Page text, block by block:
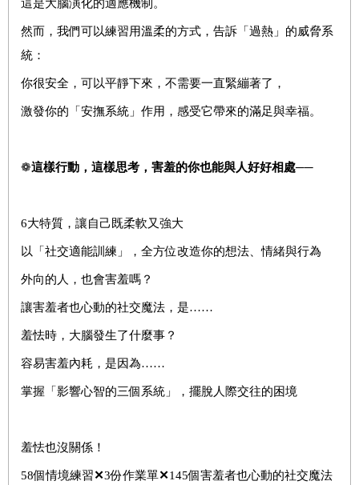
這是大腦演化的適應機制。
然而，我們可以練習用溫柔的方式，告訴「過熱」的威脅系
統：
你很安全，可以平靜下來，不需要一直緊繃著了，
激發你的「安撫系統」作用，感受它帶來的滿足與幸福。
❁這樣行動，這樣思考，害羞的你也能與人好好相處──
6大特質，讓自己既柔軟又強大
以「社交適能訓練」，全方位改造你的想法、情緒與行為
外向的人，也會害羞嗎？
讓害羞者也心動的社交魔法，是……
羞怯時，大腦發生了什麼事？
容易害羞內耗，是因為……
掌握「影響心智的三個系統」，擺脫人際交往的困境
羞怯也沒關係！
58個情境練習✕3份作業單✕145個害羞者也心動的社交魔法